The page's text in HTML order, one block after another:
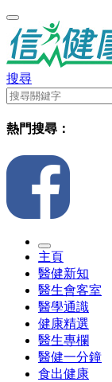
搜尋
熱門搜尋：
主頁
醫健新知
醫生會客室
醫學通識
健康精選
醫生專欄
醫健一分鐘
食出健康